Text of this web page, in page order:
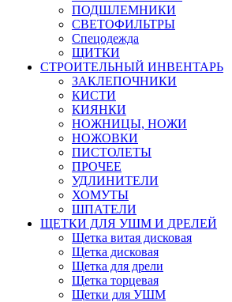
ПОДШЛЕМНИКИ
СВЕТОФИЛЬТРЫ
Спецодежда
ЩИТКИ
СТРОИТЕЛЬНЫЙ ИНВЕНТАРЬ
ЗАКЛЕПОЧНИКИ
КИСТИ
КИЯНКИ
НОЖНИЦЫ, НОЖИ
НОЖОВКИ
ПИСТОЛЕТЫ
ПРОЧЕЕ
УДЛИНИТЕЛИ
ХОМУТЫ
ШПАТЕЛИ
ЩЕТКИ ДЛЯ УШМ И ДРЕЛЕЙ
Щетка витая дисковая
Щетка дисковая
Щетка для дрели
Щетка торцевая
Щетки для УШМ